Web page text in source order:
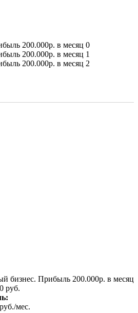
бизнес. Прибыль 200.000р. в месяц
руб.
руб./мес.